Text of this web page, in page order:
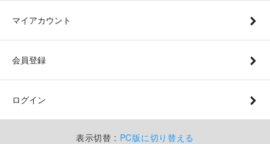
マイアカウント
会員登録
ログイン
表示切替 : PC版に切り替える